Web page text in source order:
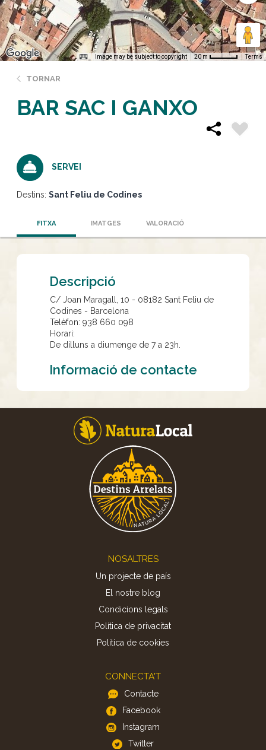
Image may be subject to copyright 20 m Terms
TORNAR
BAR SAC I GANXO
SERVEI
Destins: Sant Feliu de Codines
FITXA IMATGES VALORACIÓ
Descripció
C/ Joan Maragall, 10 - 08182 Sant Feliu de
Codines - Barcelona
Telèfon: 938 660 098
Horari:
De dilluns a diumenge de 7 a 23h.
Informació de contacte
NOSALTRES
Un projecte de país
El nostre blog
Condicions legals
Política de privacitat
Politica de cookies
CONNECTA'T
Contacte
Facebook
Instagram
Twitter